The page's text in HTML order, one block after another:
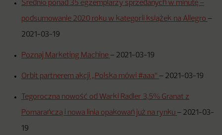
Średnio ponad 35 egzemplarzy sprzedanych w minutę –
podsumowanie 2020 roku w kategorii książek na Allegro –
2021-03-19
Poznaj Marketing Machine – 2021-03-19
Orbit partnerem akcji „Polska mówi #aaa” – 2021-03-19
Tegoroczna nowość od Warki Radler 3,5% Granat z
Pomarańczą i nowa linia opakowań już na rynku – 2021-03-
19